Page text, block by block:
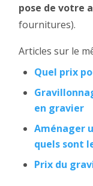
pose de votre
fournitures).
Articles sur le
Quel prix
en gravier
Aménager
quels sont
Prix du